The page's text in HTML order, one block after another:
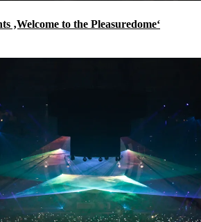
‚Welcome to the Pleasuredome‘